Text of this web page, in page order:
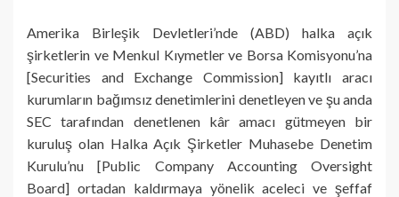
Amerika Birleşik Devletleri’nde (ABD) halka açık
şirketlerin ve Menkul Kıymetler ve Borsa Komisyonu’na
[Securities and Exchange Commission] kayıtlı aracı
kurumların bağımsız denetimlerini denetleyen ve şu anda
SEC tarafından denetlenen kâr amacı gütmeyen bir
kuruluş olan Halka Açık Şirketler Muhasebe Denetim
Kurulu’nu [Public Company Accounting Oversight
Board] ortadan kaldırmaya yönelik aceleci ve şeffaf